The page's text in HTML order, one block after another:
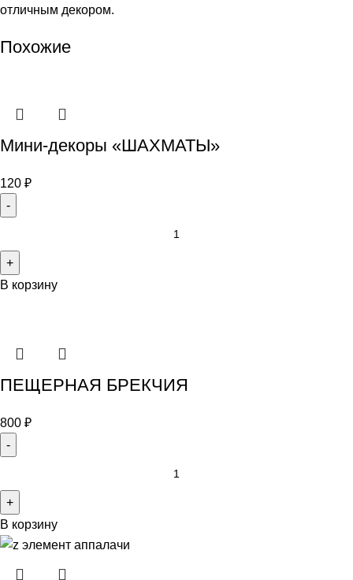
отличным декором.
Похожие
Мини-декоры «ШАХМАТЫ»
120 ₽
В корзину
ПЕЩЕРНАЯ БРЕКЧИЯ
800 ₽
В корзину